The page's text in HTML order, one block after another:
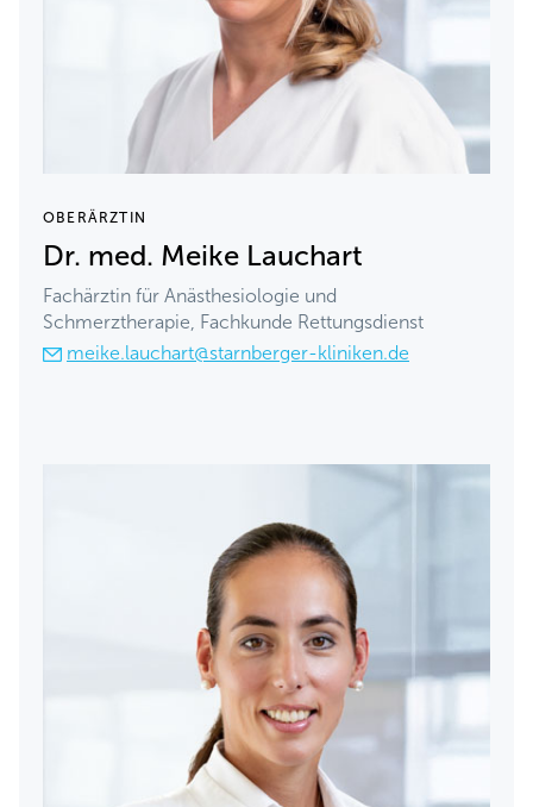
OBERÄRZTIN
Dr. med. Meike Lauchart
Fachärztin für Anästhesiologie und
Schmerztherapie, Fachkunde Rettungsdienst
meike.lauchart@starnberger-kliniken.de